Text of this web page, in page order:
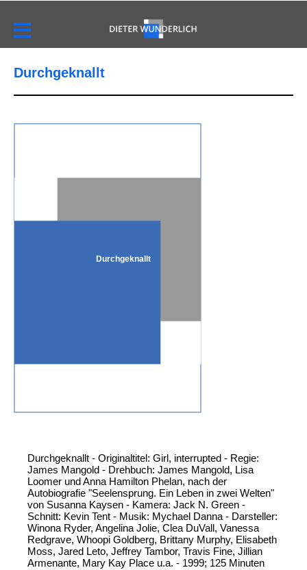
Durchgeknallt
Durchgeknallt
Durchgeknallt - Originaltitel: Girl, interrupted - Regie:
James Mangold - Drehbuch: James Mangold, Lisa
Loomer und Anna Hamilton Phelan, nach der
Autobiografie "Seelensprung. Ein Leben in zwei Welten"
von Susanna Kaysen - Kamera: Jack N. Green -
Schnitt: Kevin Tent - Musik: Mychael Danna - Darsteller:
Winona Ryder, Angelina Jolie, Clea DuVall, Vanessa
Redgrave, Whoopi Goldberg, Brittany Murphy, Elisabeth
Moss, Jared Leto, Jeffrey Tambor, Travis Fine, Jillian
Armenante, Mary Kay Place u.a. - 1999; 125 Minuten